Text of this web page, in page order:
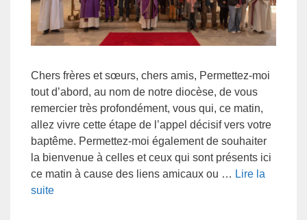
Chers frères et sœurs, chers amis, Permettez-moi
tout d’abord, au nom de notre diocèse, de vous
remercier très profondément, vous qui, ce matin,
allez vivre cette étape de l’appel décisif vers votre
baptême. Permettez-moi également de souhaiter
la bienvenue à celles et ceux qui sont présents ici
ce matin à cause des liens amicaux ou … Lire la
suite